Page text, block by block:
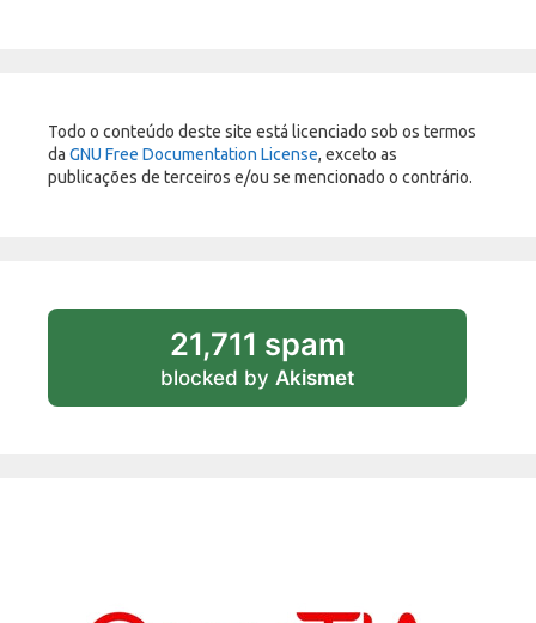
Todo o conteúdo deste site está licenciado sob os termos
da GNU Free Documentation License, exceto as
publicações de terceiros e/ou se mencionado o contrário.
21,711 spam
blocked by Akismet